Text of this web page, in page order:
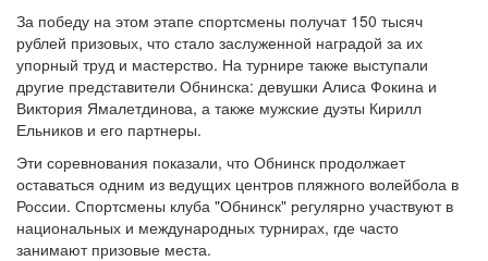
За победу на этом этапе спортсмены получат 150 тысяч
рублей призовых, что стало заслуженной наградой за их
упорный труд и мастерство. На турнире также выступали
другие представители Обнинска: девушки Алиса Фокина и
Виктория Ямалетдинова, а также мужские дуэты Кирилл
Ельников и его партнеры.
Эти соревнования показали, что Обнинск продолжает
оставаться одним из ведущих центров пляжного волейбола в
России. Спортсмены клуба "Обнинск" регулярно участвуют в
национальных и международных турнирах, где часто
занимают призовые места.